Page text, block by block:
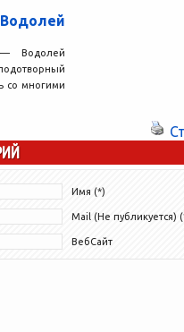
— Водолей
со многими
Имя (*)
Mail (Не публикуется)
ВебСайт